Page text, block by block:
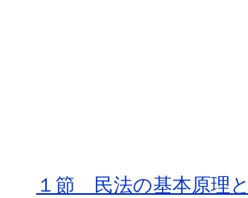
１節 民法の基本原理